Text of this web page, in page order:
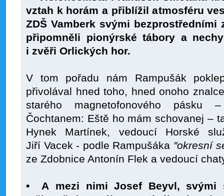
vztah k horám a přiblížil atmosféru
ZDŠ Vamberk svými
připomněli pionýrské tábory a
i zvěři Orlických hor.
V tom pořadu nám Rampušák
přivolával hned toho, hned onoho
starého magnetofonového pásku
Čochtanem: Eště ho mám schovanej –
Hynek Martínek, vedoucí Horské
Jiří Vacek - podle Rampušáka "okresní
ze Zdobnice Antonín Flek a vedoucí
• A mezi nimi Josef Beyvl, svými